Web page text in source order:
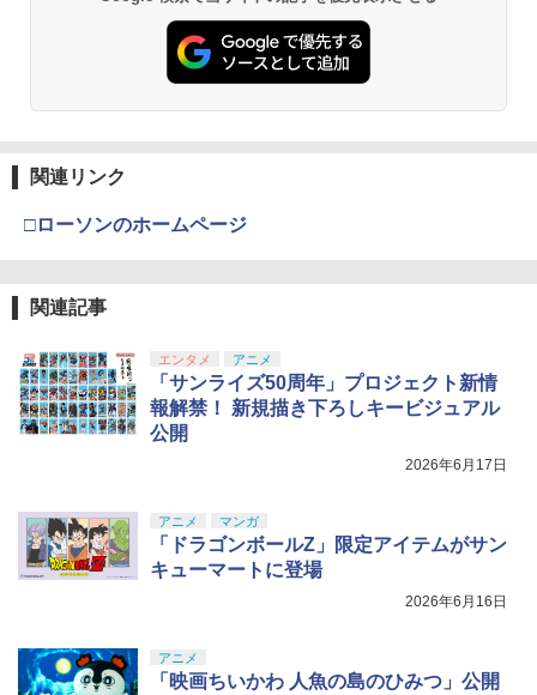
関連リンク
□ローソンのホームページ
関連記事
エンタメ アニメ
「サンライズ50周年」プロジェクト新情
報解禁！ 新規描き下ろしキービジュアル
公開
2026年6月17日
アニメ マンガ
「ドラゴンボールZ」限定アイテムがサン
キューマートに登場
2026年6月16日
アニメ
「映画ちいかわ 人魚の島のひみつ」公開